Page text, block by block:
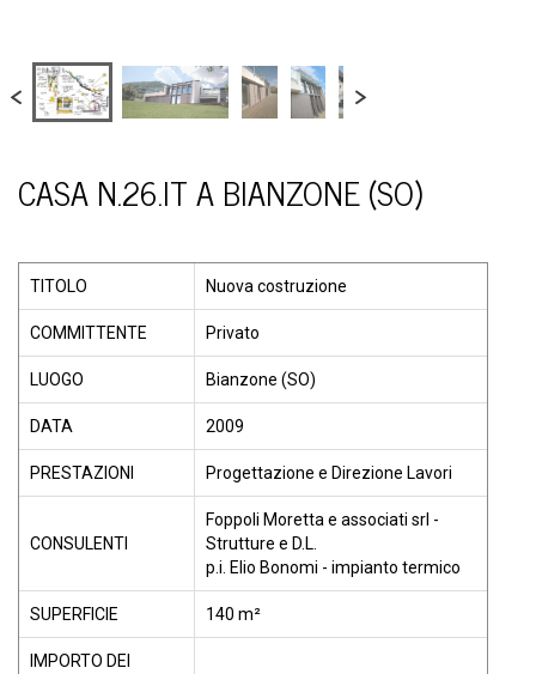
CASA N.26.IT A BIANZONE (SO)
TITOLO Nuova costruzione
COMMITTENTE Privato
LUOGO Bianzone (SO)
DATA 2009
PRESTAZIONI Progettazione e Direzione Lavori
CONSULENTI
Foppoli Moretta e associati srl -
Strutture e D.L.
p.i. Elio Bonomi - impianto termico
SUPERFICIE 140 m²
IMPORTO DEI